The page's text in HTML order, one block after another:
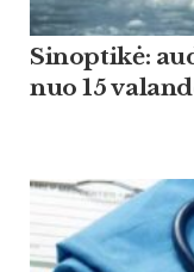
Sinoptikė:
nuo 15